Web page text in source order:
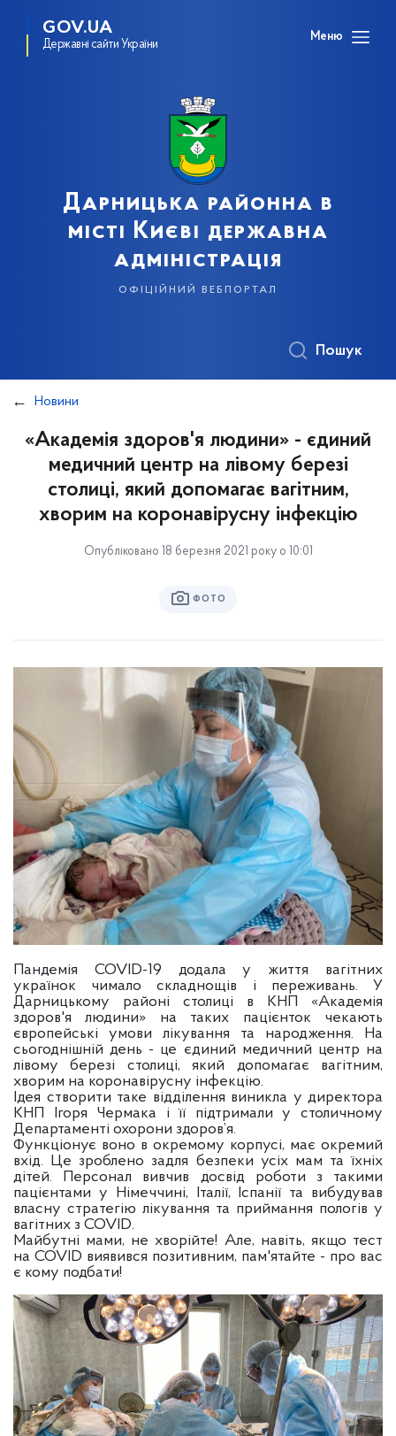
GOV.UA
Державні сайти України
Меню
Дарницька районна в
місті Києві державна
адміністрація
офіційний вебпортал
Пошук
Новини
«Академія здоров'я людини» - єдиний
медичний центр на лівому березі
столиці, який допомагає вагітним,
хворим на коронавірусну інфекцію
Опубліковано 18 березня 2021 року о 10:01
ФОТО
Пандемія COVID-19 додала у життя вагітних
українок чимало складнощів і переживань. У
Дарницькому районі столиці в КНП «Академія
здоров'я людини» на таких пацієнток чекають
європейські умови лікування та народження. На
сьогоднішній день - це єдиний медичний центр на
лівому березі столиці, який допомагає вагітним,
хворим на коронавірусну інфекцію.
Ідея створити таке відділення виникла у директора
КНП Ігоря Чермака і її підтримали у столичному
Департаменті охорони здоров’я.
Функціонує воно в окремому корпусі, має окремий
вхід. Це зроблено задля безпеки усіх мам та їхніх
дітей. Персонал вивчив досвід роботи з такими
пацієнтами у Німеччині, Італії, Іспанії та вибудував
власну стратегію лікування та приймання пологів у
вагітних з COVID.
Майбутні мами, не хворійте! Але, навіть, якщо тест
на COVID виявився позитивним, пам'ятайте - про вас
є кому подбати!